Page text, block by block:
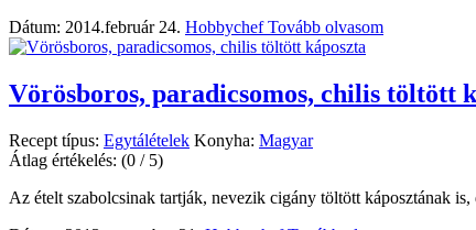
Dátum: 2014.február 24. HobbychefTovább olvasom
Vörösboros, paradicsomos, chilis töltött
Recept típus: Egytálételek Konyha: Magyar
Átlag értékelés: (0 / 5)
Az ételt szabolcsinak tartják, nevezik cigány töltött káposztának